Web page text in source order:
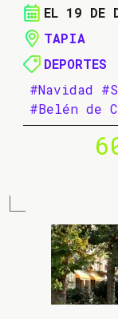
EL 19 DE
TAPIA
DEPORTES
#Navidad
#Belén de